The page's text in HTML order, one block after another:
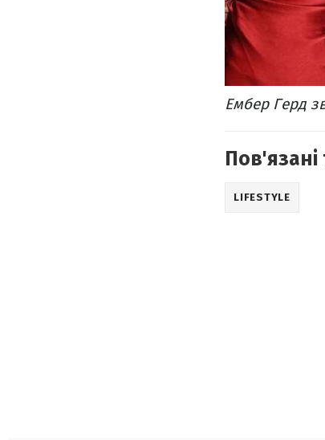
Ембер Герд
Пов'язані
LIFESTYLE